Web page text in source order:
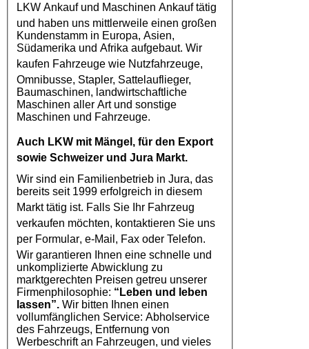
LKW Ankaufund Maschinen Ankauf tätig
und haben uns mittlerweile einen großen
Kundenstamm in Europa, Asien,
Südamerika und Afrika aufgebaut. Wir
kaufen Fahrzeuge wie Nutzfahrzeuge,
Omnibusse, Stapler, Sattelauflieger,
Baumaschinen, landwirtschaftliche
Maschinen aller Art und sonstige
Maschinen und Fahrzeuge.
Auch LKW mit Mängel, für den Export
sowie Schweizer und Jura Markt.
Wir sind ein Familienbetrieb in Jura, das
bereits seit 1999 erfolgreich in diesem
Markt tätig ist. Falls Sie Ihr Fahrzeug
verkaufen möchten, kontaktieren Sie uns
per Formular, e-Mail, Fax oder Telefon.
Wir garantieren Ihnen eine schnelle und
unkomplizierte Abwicklung zu
marktgerechten Preisen getreu unserer
Firmenphilosophie: “Leben und leben
lassen”. Wir bitten Ihnen einen
vollumfänglichen Service: Abholservice
des Fahrzeugs, Entfernung von
Werbeschrift an Fahrzeugen, und vieles